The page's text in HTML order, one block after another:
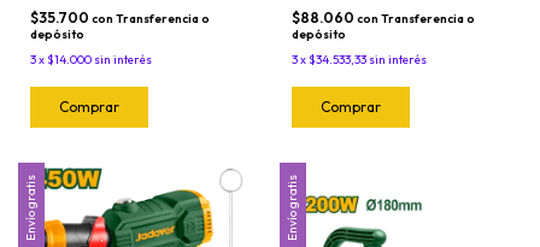
$35.700 con Transferencia o
depósito
3x$14.000 sin interés
$88.060 con Transferencia o
depósito
3x$34.533,33 sin interés
Envío gratis Envío gratis